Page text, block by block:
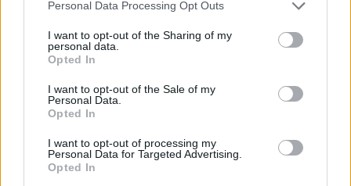
Personal Data Processing Opt Outs
I want to opt-out of the Sharing of my
personal data.
Opted In
I want to opt-out of the Sale of my
Personal Data.
Opted In
I want to opt-out of processing my
Personal Data for Targeted Advertising.
Opted In